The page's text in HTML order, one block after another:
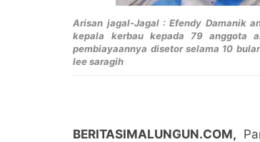
Arisan jagal-Jagal : Efendy Damanik
kepala kerbau kepada 79 anggota
pembiayaannya disetor selama 10
lee saragih
BERITASIMALUNGUN.COM,